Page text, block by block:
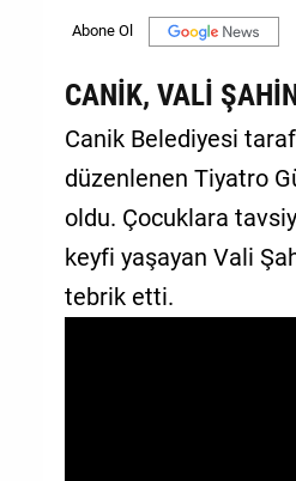
CANİK, VALİ
Canik Belediyesi
düzenlenen Tiyatro
oldu. Çocuklara
keyfi yaşayan Vali
tebrik etti.